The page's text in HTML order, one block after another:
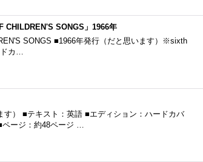
CHILDREN'S SONGS」1966年
SONGS ■1966年発行（だと思います）※sixth
ドカ…
） ■テキスト：英語 ■エディション：ハードカバ
ページ：約48ページ …